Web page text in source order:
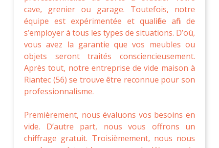
cave, grenier ou garage. Toutefois, notre
équipe est expérimentée et qualifiée afin de
s’employer à tous les types de situations. D’où,
vous avez la garantie que vos meubles ou
objets seront traités consciencieusement.
Après tout, notre entreprise de vide maison à
Riantec (56) se trouve être reconnue pour son
professionnalisme.
Premièrement, nous évaluons vos besoins en
vide. D’autre part, nous vous offrons un
chiffrage gratuit. Troisièmement, nous nous